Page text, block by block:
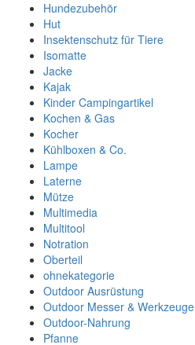
Hundezubehör
Hut
Insektenschutz für Tiere
Isomatte
Jacke
Kajak
Kinder Campingartikel
Kochen & Gas
Kocher
Kühlboxen & Co.
Lampe
Laterne
Mütze
Multimedia
Multitool
Notration
Oberteil
ohnekategorie
Outdoor Ausrüstung
Outdoor Messer & Werkzeuge
Outdoor-Nahrung
Pfanne